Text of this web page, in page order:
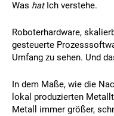
Was hatIch verstehe.
Roboterhardware,
gesteuerte
Umfang zu sehen. Und
In dem Maße, wie die
lokal produzierten
Metall immer größer,